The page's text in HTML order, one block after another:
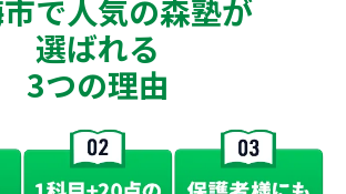
で人気の森塾が
選ばれる
3つの理由